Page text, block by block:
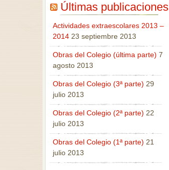
Últimas publicaciones
Actividades extraescolares 2013 –
2014 23 septiembre 2013
Obras del Colegio (última parte) 7
agosto 2013
Obras del Colegio (3ª parte) 29
julio 2013
Obras del Colegio (2ª parte) 22
julio 2013
Obras del Colegio (1ª parte) 21
julio 2013